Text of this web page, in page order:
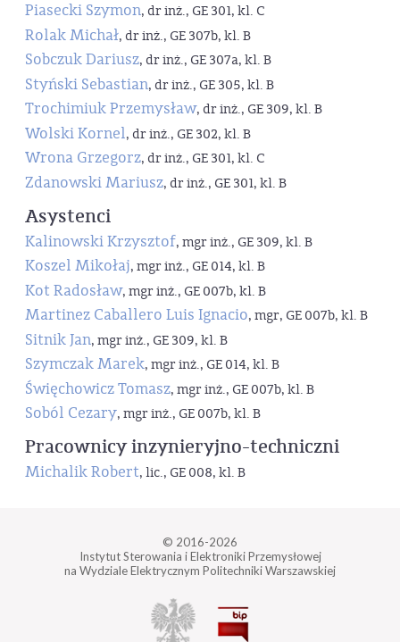
Piasecki Szymon, dr inż., GE 301, kl. C
Rolak Michał, dr inż., GE 307b, kl. B
Sobczuk Dariusz, dr inż., GE 307a, kl. B
Styński Sebastian, dr inż., GE 305, kl. B
Trochimiuk Przemysław, dr inż., GE 309, kl. B
Wolski Kornel, dr inż., GE 302, kl. B
Wrona Grzegorz, dr inż., GE 301, kl. C
Zdanowski Mariusz, dr inż., GE 301, kl. B
Asystenci
Kalinowski Krzysztof, mgr inż., GE 309, kl. B
Koszel Mikołaj, mgr inż., GE 014, kl. B
Kot Radosław, mgr inż., GE 007b, kl. B
Martinez Caballero Luis Ignacio, mgr, GE 007b, kl. B
Sitnik Jan, mgr inż., GE 309, kl. B
Szymczak Marek, mgr inż., GE 014, kl. B
Święchowicz Tomasz, mgr inż., GE 007b, kl. B
Soból Cezary, mgr inż., GE 007b, kl. B
Pracownicy inzynieryjno-techniczni
Michalik Robert, lic., GE 008, kl. B
© 2016-2026
Instytut Sterowania i Elektroniki Przemysłowej
na Wydziale Elektrycznym Politechniki Warszawskiej